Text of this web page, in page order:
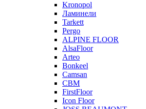
Kronopol
Ламинели
Tarkett
Pergo
ALPINE FLOOR
AlsaFloor
Arteo
Bonkeel
Camsan
CBM
FirstFloor
Icon Floor